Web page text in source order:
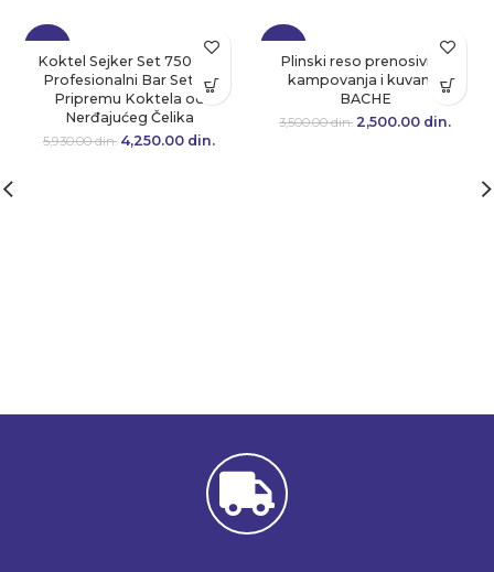
Koktel Sejker Set 750 ml |
Profesionalni Bar Set za
Pripremu Koktela od
Nerđajućeg Čelika
5,930.00din. Originalna cena
4,250.00 din.
Plinski reso prenosivi za
kampovanja i kuvanja
BACHE
3,500.00din. Originalna cena
2,500.00 din.